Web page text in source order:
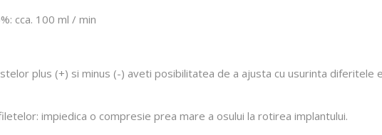
cca. 100 ml / min
plus (+) si minus (-) aveti posibilitatea de a ajusta cu usurinta
impiedica o compresie prea mare a osului la rotirea implantului.